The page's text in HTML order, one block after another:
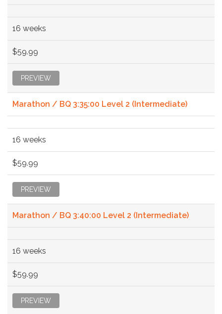
16 weeks
$59.99
PREVIEW
Marathon / BQ 3:35:00 Level 2 (Intermediate)
16 weeks
$59.99
PREVIEW
Marathon / BQ 3:40:00 Level 2 (Intermediate)
16 weeks
$59.99
PREVIEW